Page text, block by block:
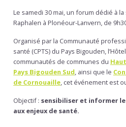
Le samedi 30 mai, un forum dédié à
Raphalen à Plonéour-Lanvern, de
Organisé par la Communauté
santé (CPTS) du Pays Bigouden,
communautés de communes du
Pays Bigouden Sud, ainsi que le
de Cornouaille, cet événement est
Objectif : sensibiliser et informer
aux enjeux de santé.